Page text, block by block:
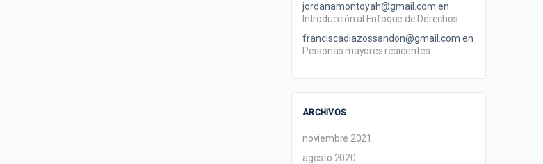
jordanamontoyah@gmail.com en
Introducción al Enfoque de Derechos
franciscadiazossandon@gmail.com en
Personas mayores residentes
ARCHIVOS
noviembre 2021
agosto 2020